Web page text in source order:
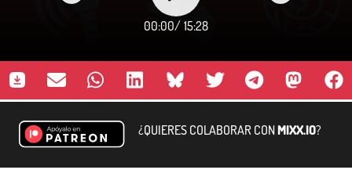
00:00/ 15:28
¿QUIERES COLABORAR CONMIXX.IO?